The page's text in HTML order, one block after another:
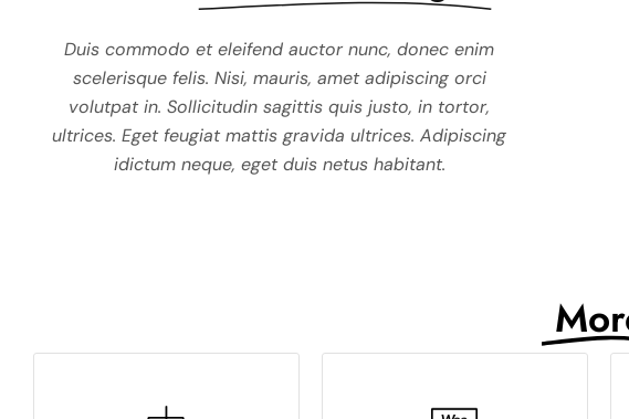
Duis commodo et eleifend auctor nunc, donec enim
scelerisque felis. Nisi, mauris, amet adipiscing orci
volutpat in. Sollicitudin sagittis quis justo, in tortor,
ultrices. Eget feugiat mattis gravida ultrices. Adipiscing
idictum neque, eget duis netus habitant.
Duis commodo et eleifend auctor nunc,
scelerisque felis. Nisi, mauris, amet
volutpat in. Sollicitudin sagittis quis justo, in
ultrices. Eget feugiat mattis gravida ultrices.
idictum neque, eget duis netus habitant.